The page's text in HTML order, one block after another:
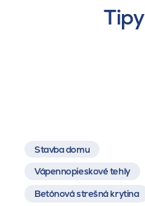
Stavba domu
Vápennopieskové tehly
Betónová strešná krytina